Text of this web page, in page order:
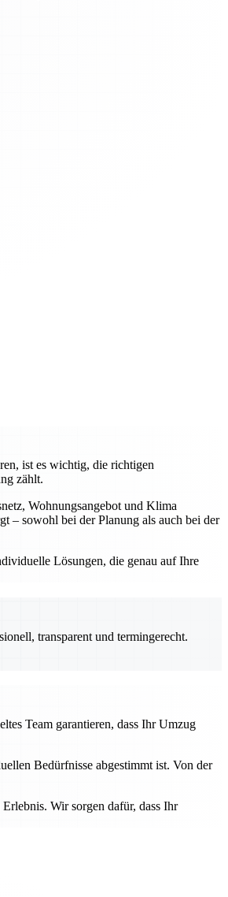
ist es wichtig, die richtigen
zählt.
Wohnungsangebot und Klima
– sowohl bei der Planung als auch bei der
Lösungen, die genau auf Ihre
transparent und termingerecht.
Team garantieren, dass Ihr Umzug
Bedürfnisse abgestimmt ist. Von der
Wir sorgen dafür, dass Ihr